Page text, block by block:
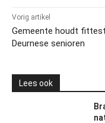
Vorig artikel
Gemeente houdt
Deurnese senioren
Lees ook